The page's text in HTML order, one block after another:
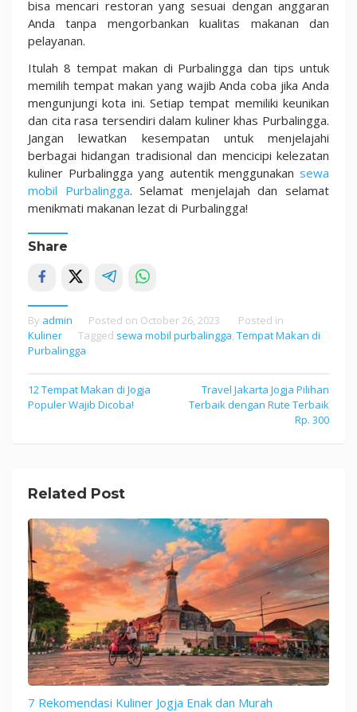
bisa mencari restoran yang sesuai dengan anggaran
Anda tanpa mengorbankan kualitas makanan dan
pelayanan.
Itulah 8 tempat makan di Purbalingga dan tips untuk
memilih tempat makan yang wajib Anda coba jika Anda
mengunjungi kota ini. Setiap tempat memiliki keunikan
dan cita rasa tersendiri dalam kuliner khas Purbalingga.
Jangan lewatkan kesempatan untuk menjelajahi
berbagai hidangan tradisional dan mencicipi kelezatan
kuliner Purbalingga yang autentik menggunakan sewa
mobil Purbalingga. Selamat menjelajah dan selamat
menikmati makanan lezat di Purbalingga!
Share
By admin Posted on October 26, 2023
Posted in
Kuliner
Tagged sewa mobil purbalingga, Tempat Makan di
Purbalingga
Post
navigation
12 Tempat Makan di Jogja
Populer Wajib Dicoba!
Travel Jakarta Jogja Pilihan
Terbaik dengan Rute Terbaik
Rp. 300
Related Post
7 Rekomendasi Kuliner Jogja Enak dan Murah